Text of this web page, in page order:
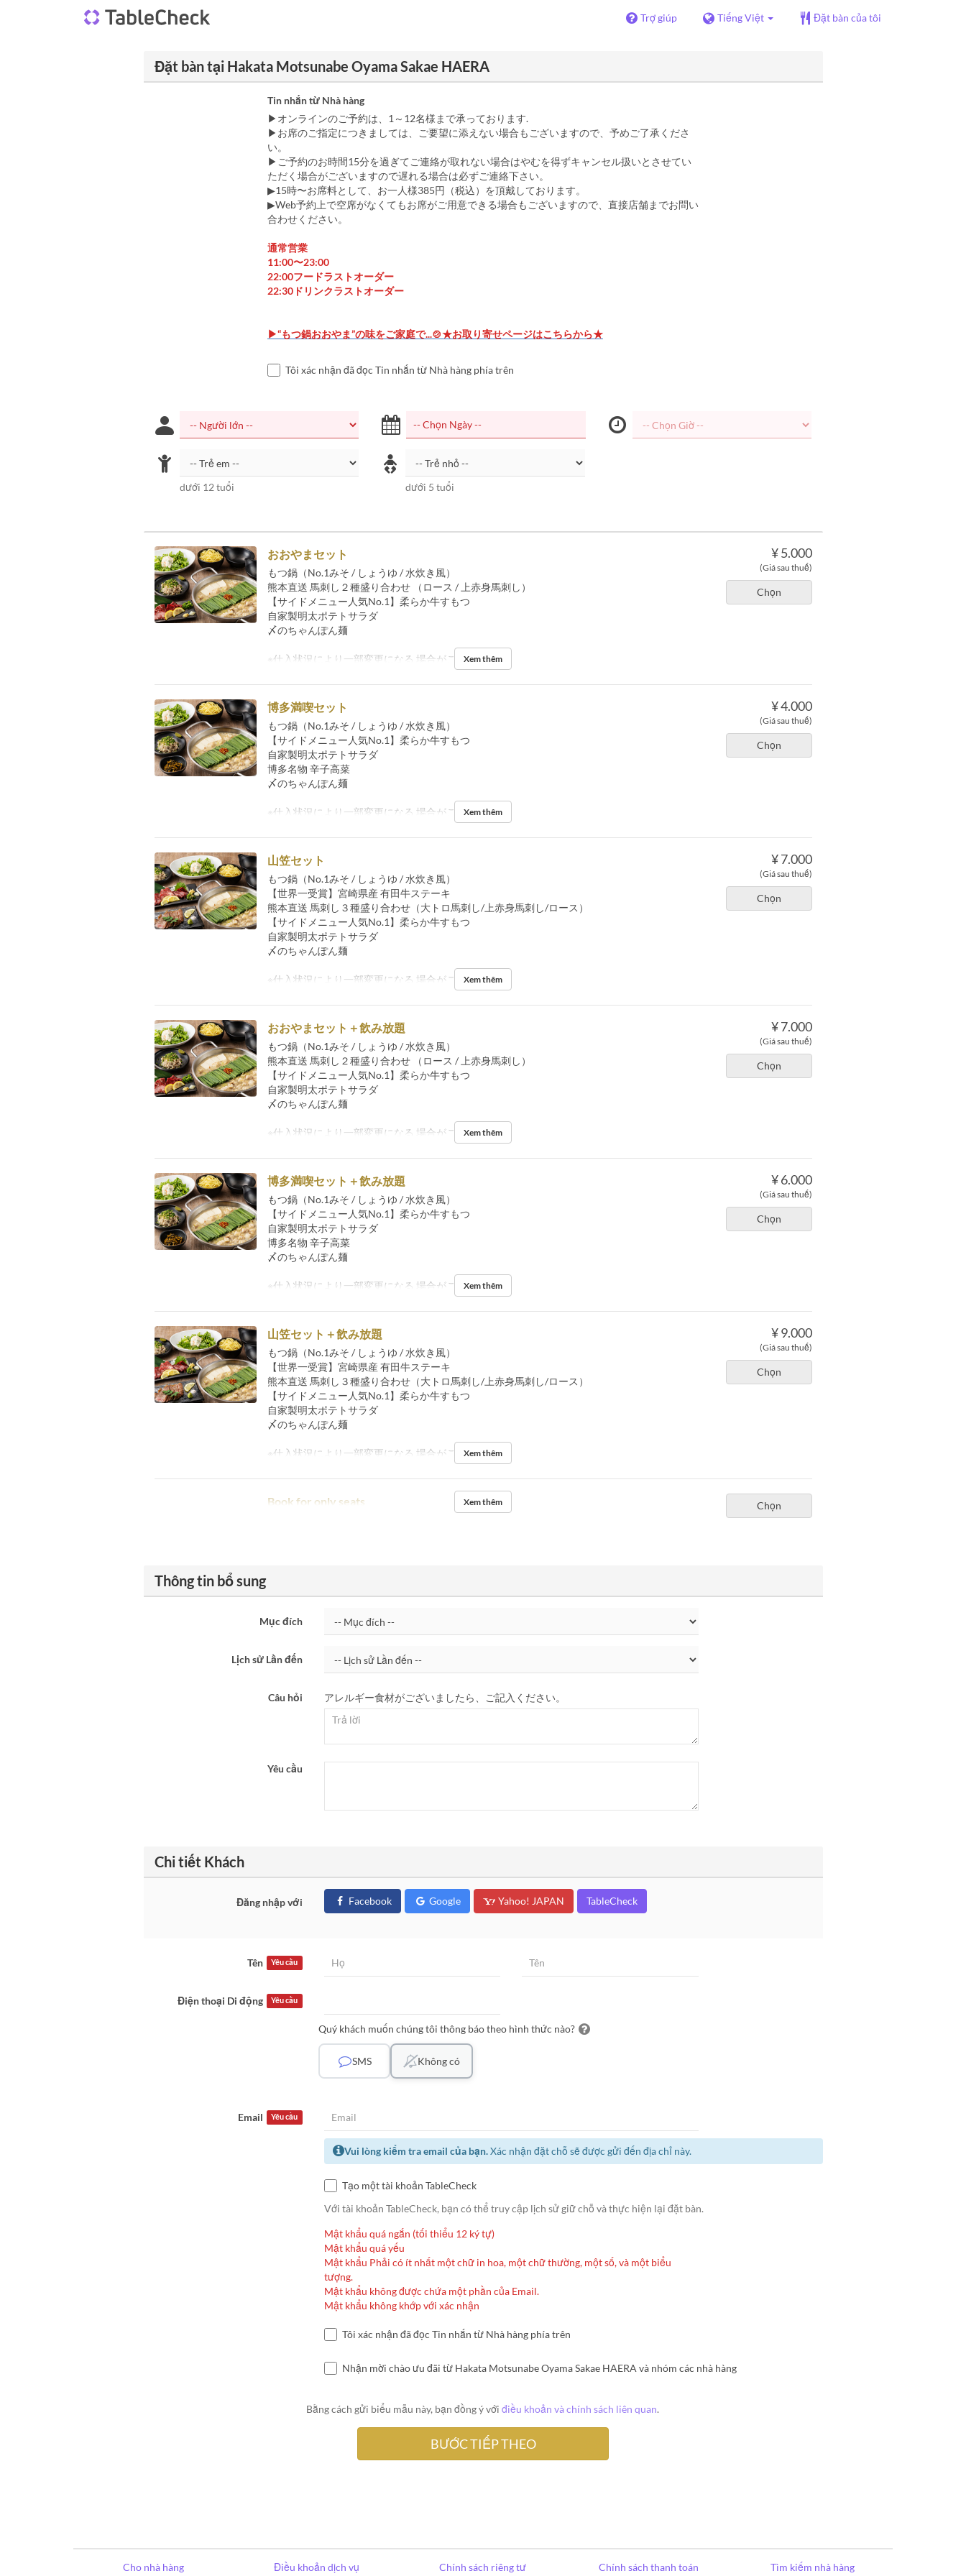
Trợ giúp Tiếng Việt Đặt bàn của tôi
Đặt bàn tại Hakata Motsunabe Oyama Sakae HAERA
Tin nhắn từ Nhà hàng
▶オンラインのご予約は、1～12名様まで承っております.
▶お席のご指定につきましては、ご要望に添えない場合もございますので、予めご了承くださ
い。
▶ご予約のお時間15分を過ぎてご連絡が取れない場合はやむを得ずキャンセル扱いとさせてい
ただく場合がございますので遅れる場合は必ずご連絡下さい。
▶︎15時〜お席料として、お一人様385円（税込）を頂戴しております。
▶︎Web予約上で空席がなくてもお席がご用意できる場合もございますので、直接店舗までお問い
合わせください。
通常営業
11:00〜23:00
22:00フードラストオーダー
22:30ドリンクラストオーダー
▶“もつ鍋おおやま”の味をご家庭で...🍲★お取り寄せページはこちらから★
Tôi xác nhận đã đọc Tin nhắn từ Nhà hàng phía trên
dưới 12 tuổi dưới 5 tuổi
¥ 5.000
(Giá sau thuế)
Chọn
おおやまセット
もつ鍋（No.1みそ / しょうゆ / 水炊き風）
熊本直送 馬刺し２種盛り合わせ （ロース / 上赤身馬刺し）
【サイドメニュー人気No.1】柔らか牛すもつ
自家製明太ポテトサラダ
〆のちゃんぽん麺
※仕入状況により一部変更になる 場合がございます。
Xem thêm
¥ 4.000
(Giá sau thuế)
Chọn
博多満喫セット
もつ鍋（No.1みそ / しょうゆ / 水炊き風）
【サイドメニュー人気No.1】柔らか牛すもつ
自家製明太ポテトサラダ
博多名物 辛子高菜
〆のちゃんぽん麺
※仕入状況により一部変更になる 場合がございます。
Xem thêm
¥ 7.000
(Giá sau thuế)
Chọn
山笠セット
もつ鍋（No.1みそ / しょうゆ / 水炊き風）
【世界一受賞】宮崎県産 有田牛ステーキ
熊本直送 馬刺し３種盛り合わせ（大トロ馬刺し/上赤身馬刺し/ロース）
【サイドメニュー人気No.1】柔らか牛すもつ
自家製明太ポテトサラダ
〆のちゃんぽん麺
※仕入状況により一部変更になる 場合がございます。
Xem thêm
¥ 7.000
(Giá sau thuế)
Chọn
おおやまセット＋飲み放題
もつ鍋（No.1みそ / しょうゆ / 水炊き風）
熊本直送 馬刺し２種盛り合わせ （ロース / 上赤身馬刺し）
【サイドメニュー人気No.1】柔らか牛すもつ
自家製明太ポテトサラダ
〆のちゃんぽん麺
※仕入状況により一部変更になる 場合がございます。
Xem thêm
¥ 6.000
(Giá sau thuế)
Chọn
博多満喫セット＋飲み放題
もつ鍋（No.1みそ / しょうゆ / 水炊き風）
【サイドメニュー人気No.1】柔らか牛すもつ
自家製明太ポテトサラダ
博多名物 辛子高菜
〆のちゃんぽん麺
※仕入状況により一部変更になる 場合がございます。
Xem thêm
¥ 9.000
(Giá sau thuế)
Chọn
山笠セット＋飲み放題
もつ鍋（No.1みそ / しょうゆ / 水炊き風）
【世界一受賞】宮崎県産 有田牛ステーキ
熊本直送 馬刺し３種盛り合わせ（大トロ馬刺し/上赤身馬刺し/ロース）
【サイドメニュー人気No.1】柔らか牛すもつ
自家製明太ポテトサラダ
〆のちゃんぽん麺
※仕入状況により一部変更になる 場合がございます。
Xem thêm
Chọn
Book for only seats Xem thêm
Thông tin bổ sung
Mục đích
Lịch sử Lần đến
Câu hỏi アレルギー食材がございましたら、ご記入ください。
Yêu cầu
Chi tiết Khách
Đăng nhập với Facebook Google Yahoo! JAPAN TableCheck
Tên Yêu cầu
Điện thoại Di động Yêu cầu
Quý khách muốn chúng tôi thông báo theo hình thức nào?
SMS Không có
Email Yêu cầu
Vui lòng kiểm tra email của bạn.Xác nhận đặt chỗ sẽ được gửi đến địa chỉ này.
Tạo một tài khoản TableCheck
Với tài khoản TableCheck, bạn có thể truy cập lịch sử giữ chỗ và thực hiện lại đặt bàn.
Mật khẩu quá ngắn (tối thiểu 12 ký tự)
Mật khẩu quá yếu
Mật khẩu Phải có ít nhất một chữ in hoa, một chữ thường, một số, và một biểu
tượng.
Mật khẩu không được chứa một phần của Email.
Mật khẩu không khớp với xác nhận
Tôi xác nhận đã đọc Tin nhắn từ Nhà hàng phía trên
Nhận mời chào ưu đãi từ Hakata Motsunabe Oyama Sakae HAERA và nhóm các nhà hàng
Bằng cách gửi biểu mẫu này, bạn đồng ý vớiđiều khoản và chính sách liên quan.
Cho nhà hàng Điều khoản dịch vụ Chính sách riêng tư Chính sách thanh toán Tìm kiếm nhà hàng